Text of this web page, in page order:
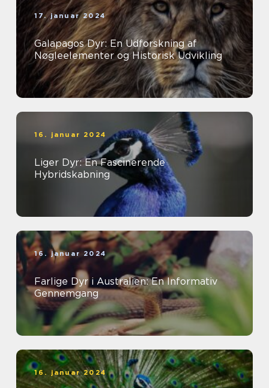
17. januar 2024
Galapagos Dyr: En Udforskning af
Nøgleelementer og Historisk Udvikling
16. januar 2024
Liger Dyr: En Fascinerende
Hybridskabning
16. januar 2024
Farlige Dyr i Australien: En Informativ
Gennemgang
16. januar 2024